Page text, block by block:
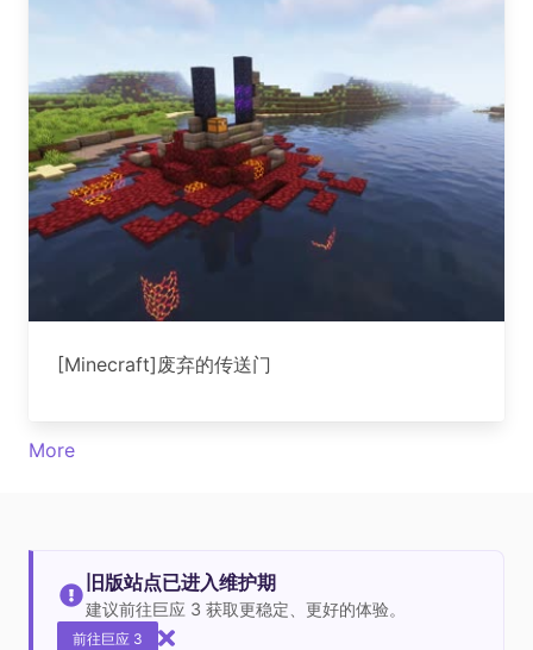
[Minecraft]废弃的传送门
More
旧版站点已进入维护期
建议前往巨应 3 获取更稳定、更好的体验。
前往巨应 3